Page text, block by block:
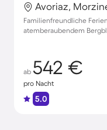
Avoriaz,
Familienfreundliche
atemberaubendem
ab 542 €
pro Nacht
5.0